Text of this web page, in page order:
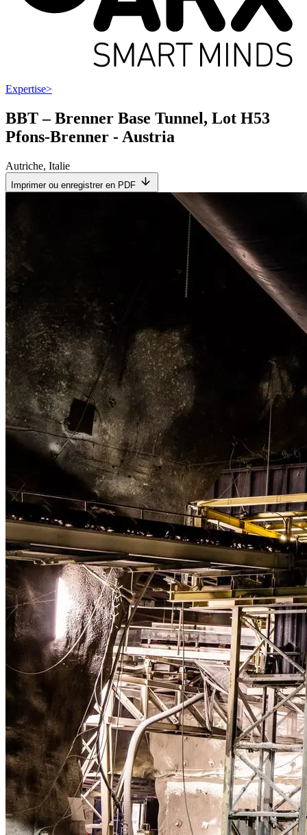
Expertise>
BBT – Brenner Base Tunnel, Lot H53
Pfons-Brenner - Austria
Autriche, Italie
Imprimer ou enregistrer en PDF